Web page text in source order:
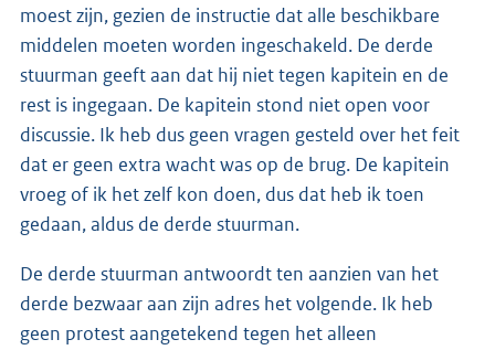
moest zijn, gezien de instructie dat alle beschikbare
middelen moeten worden ingeschakeld. De derde
stuurman geeft aan dat hij niet tegen kapitein en de
rest is ingegaan. De kapitein stond niet open voor
discussie. Ik heb dus geen vragen gesteld over het feit
dat er geen extra wacht was op de brug. De kapitein
vroeg of ik het zelf kon doen, dus dat heb ik toen
gedaan, aldus de derde stuurman.
De derde stuurman antwoordt ten aanzien van het
derde bezwaar aan zijn adres het volgende. Ik heb
geen protest aangetekend tegen het alleen